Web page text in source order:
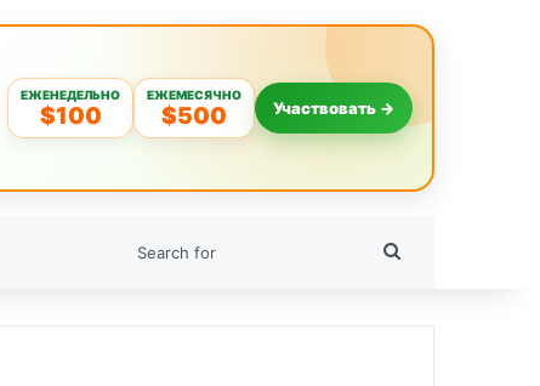
ЕЖЕНЕДЕЛЬНО
$100
ЕЖЕМЕСЯЧНО
$500 Участвовать →